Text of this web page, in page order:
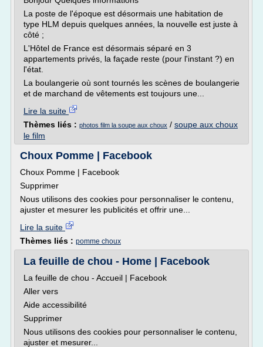
La poste de l'époque est désormais une habitation de
type HLM depuis quelques années, la nouvelle est juste à
côté ;
L'Hôtel de France est désormais séparé en 3
appartements privés, la façade reste (pour l'instant ?) en
l'état.
La boulangerie où sont tournés les scènes de boulangerie
et de marchand de vêtements est toujours une...
Lire la suite
Thèmes liés : photos film la soupe aux choux / soupe aux choux
le film
Choux Pomme | Facebook
Choux Pomme | Facebook
Supprimer
Nous utilisons des cookies pour personnaliser le contenu,
ajuster et mesurer les publicités et offrir une...
Lire la suite
Thèmes liés : pomme choux
La feuille de chou - Home | Facebook
La feuille de chou - Accueil | Facebook
Aller vers
Aide accessibilité
Supprimer
Nous utilisons des cookies pour personnaliser le contenu,
ajuster et mesurer...